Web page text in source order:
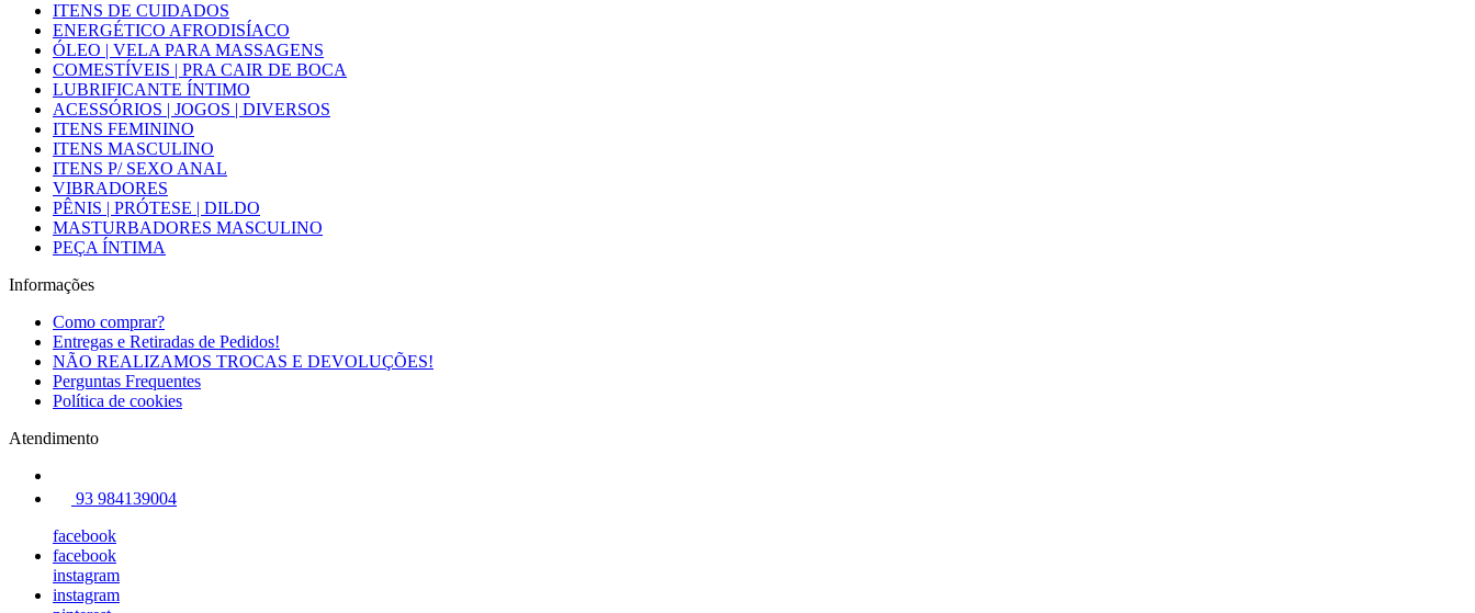
ITENS DE CUIDADOS
ENERGÉTICO AFRODISÍACO
ÓLEO | VELA PARA MASSAGENS
COMESTÍVEIS | PRA CAIR DE BOCA
LUBRIFICANTE ÍNTIMO
ACESSÓRIOS | JOGOS | DIVERSOS
ITENS FEMININO
ITENS MASCULINO
ITENS P/ SEXO ANAL
VIBRADORES
PÊNIS | PRÓTESE | DILDO
MASTURBADORES MASCULINO
PEÇA ÍNTIMA
Informações
Como comprar?
Entregas e Retiradas de Pedidos!
NÃO REALIZAMOS TROCAS E DEVOLUÇÕES!
Perguntas Frequentes
Política de cookies
Atendimento
93 984139004
facebook
facebook
instagram
instagram